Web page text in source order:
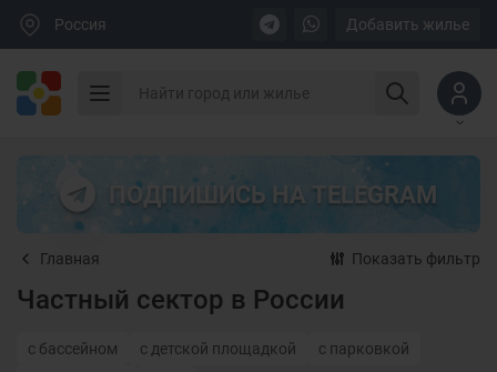
Россия Добавить жилье
ПОДПИШИСЬ НА TELEGRAM
Главная Показать фильтр
Частный сектор в России
с бассейном с детской площадкой
с парковкой